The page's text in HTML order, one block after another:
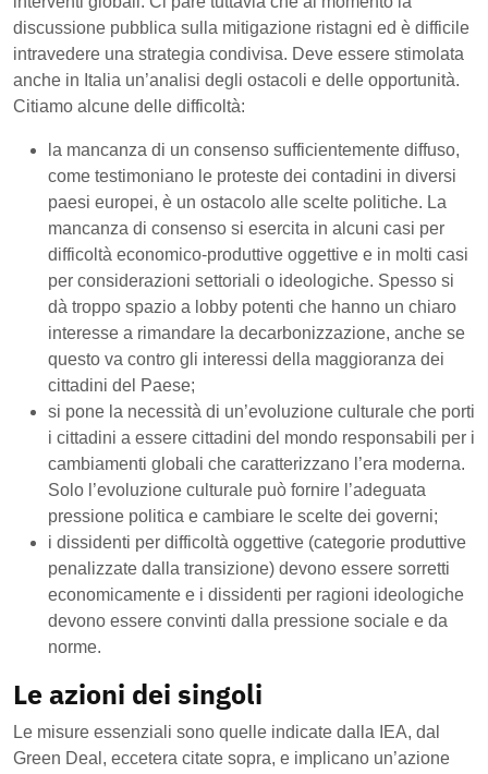
discussione pubblica sulla mitigazione ristagni ed è difficile
intravedere una strategia condivisa. Deve essere stimolata
anche in Italia un’analisi degli ostacoli e delle opportunità.
Citiamo alcune delle difficoltà:
la mancanza di un consenso sufficientemente diffuso,
come testimoniano le proteste dei contadini in diversi
paesi europei, è un ostacolo alle scelte politiche. La
mancanza di consenso si esercita in alcuni casi per
difficoltà economico-produttive oggettive e in molti casi
per considerazioni settoriali o ideologiche. Spesso si
dà troppo spazio a lobby potenti che hanno un chiaro
interesse a rimandare la decarbonizzazione, anche se
questo va contro gli interessi della maggioranza dei
cittadini del Paese;
si pone la necessità di un’evoluzione culturale che porti
i cittadini a essere cittadini del mondo responsabili per i
cambiamenti globali che caratterizzano l’era moderna.
Solo l’evoluzione culturale può fornire l’adeguata
pressione politica e cambiare le scelte dei governi;
i dissidenti per difficoltà oggettive (categorie produttive
penalizzate dalla transizione) devono essere sorretti
economicamente e i dissidenti per ragioni ideologiche
devono essere convinti dalla pressione sociale e da
norme.
Le azioni dei singoli
Le misure essenziali sono quelle indicate dalla IEA, dal
Green Deal, eccetera citate sopra, e implicano un’azione